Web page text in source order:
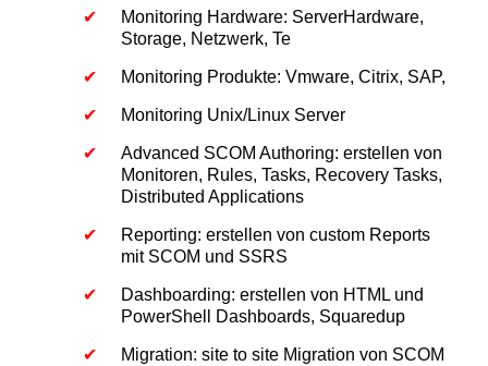
Monitoring Hardware: ServerHardware,
Storage, Netzwerk, Te
Monitoring Produkte: Vmware, Citrix, SAP,
Monitoring Unix/Linux Server
Advanced SCOM Authoring: erstellen von
Monitoren, Rules, Tasks, Recovery Tasks,
Distributed Applications
Reporting: erstellen von custom Reports
mit SCOM und SSRS
Dashboarding: erstellen von HTML und
PowerShell Dashboards, Squaredup
Migration: site to site Migration von SCOM